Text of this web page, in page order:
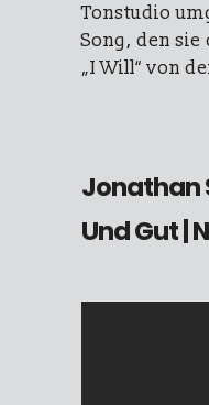
Tonstudio
Song, den
„I Will“ von
Jonathan
Und Gut|